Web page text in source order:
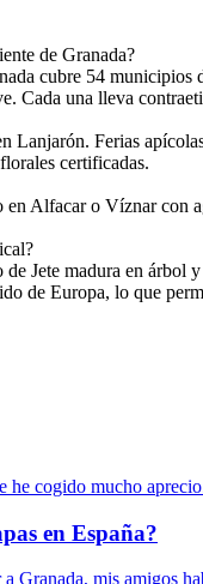
de Granada?
cubre 54
Cada una lleva
Lanjarón. Ferias
certificadas.
Alfacar o Víznar con
Jete madura en árbol
de Europa, lo que
cogido mucho
en España?
Granada, mis amigos